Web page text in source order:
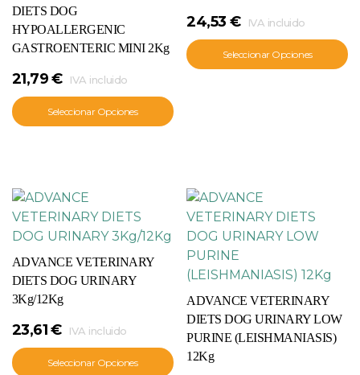
DIETS DOG
HYPOALLERGENIC
GASTROENTERIC MINI 2Kg
21,79€ IVA incluido
Seleccionar Opciones
24,53 € IVA incluido
Seleccionar Opciones
ADVANCE VETERINARY
DIETS DOG URINARY
3Kg/12Kg
23,61€ IVA incluido
Seleccionar Opciones
ADVANCE VETERINARY
DIETS DOG URINARY LOW
PURINE (LEISHMANIASIS)
12Kg